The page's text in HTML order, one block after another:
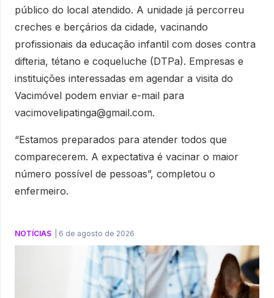
público do local atendido. A unidade já percorreu
creches e berçários da cidade, vacinando
profissionais da educação infantil com doses contra
difteria, tétano e coqueluche (DTPa). Empresas e
instituições interessadas em agendar a visita do
Vacimóvel podem enviar e-mail para
vacimovelipatinga@gmail.com.
“Estamos preparados para atender todos que
comparecerem. A expectativa é vacinar o maior
número possível de pessoas”, completou o
enfermeiro.
NOTÍCIAS 6 de agosto de 2026